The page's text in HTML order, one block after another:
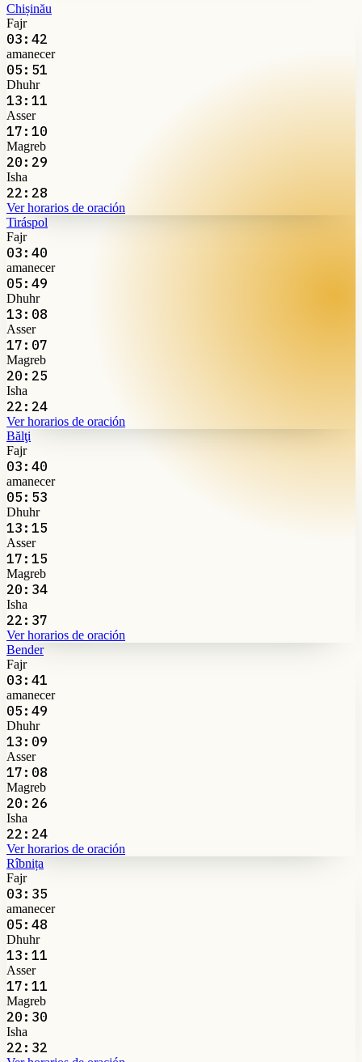
Chișinău
Fajr
03:42
amanecer
05:51
Dhuhr
13:11
Asser
17:10
Magreb
20:29
Isha
22:28
Ver horarios de oración
Tiráspol
Fajr
03:40
amanecer
05:49
Dhuhr
13:08
Asser
17:07
Magreb
20:25
Isha
22:24
Ver horarios de oración
Bălţi
Fajr
03:40
amanecer
05:53
Dhuhr
13:15
Asser
17:15
Magreb
20:34
Isha
22:37
Ver horarios de oración
Bender
Fajr
03:41
amanecer
05:49
Dhuhr
13:09
Asser
17:08
Magreb
20:26
Isha
22:24
Ver horarios de oración
Rîbnița
Fajr
03:35
amanecer
05:48
Dhuhr
13:11
Asser
17:11
Magreb
20:30
Isha
22:32